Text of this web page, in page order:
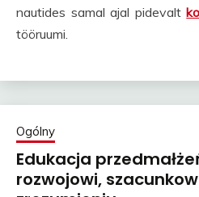
nautides samal ajal pidevalt
tööruumi.
Ogólny
Edukacja
rozwojowi,